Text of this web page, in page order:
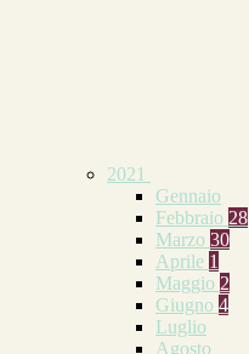
2021
Gennaio
Febbraio 28
Marzo 30
Aprile 1
Maggio 2
Giugno 4
Luglio
Agosto